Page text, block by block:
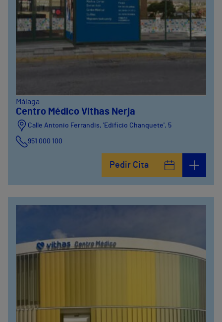
Málaga
Centro Médico Vithas Nerja
Calle Antonio Ferrandis, 'Edificio Chanquete', 5
951 000 100
Pedir Cita